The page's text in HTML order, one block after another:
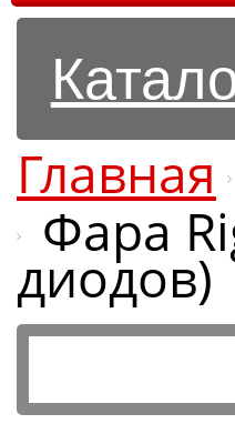
Главная
Фара
диодов)